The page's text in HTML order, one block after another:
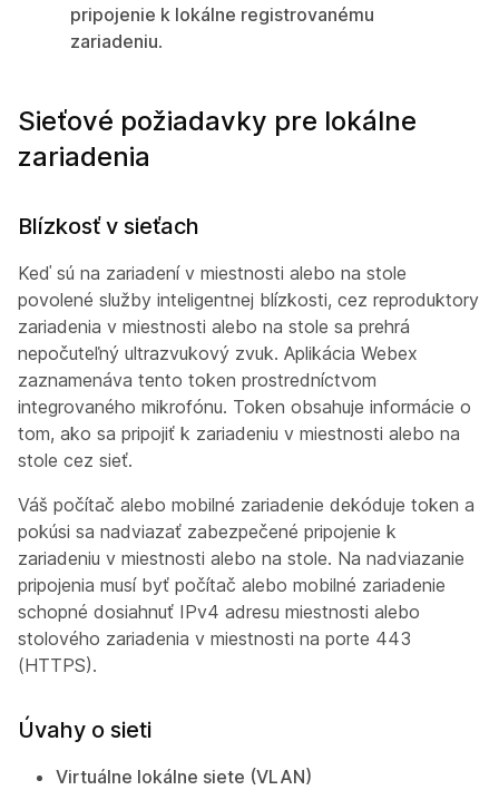
pripojenie k lokálne registrovanému
zariadeniu.
Sieťové požiadavky pre lokálne
zariadenia
Blízkosť v sieťach
Keď sú na zariadení v miestnosti alebo na stole
povolené služby inteligentnej blízkosti, cez reproduktory
zariadenia v miestnosti alebo na stole sa prehrá
nepočuteľný ultrazvukový zvuk. Aplikácia Webex
zaznamenáva tento token prostredníctvom
integrovaného mikrofónu. Token obsahuje informácie o
tom, ako sa pripojiť k zariadeniu v miestnosti alebo na
stole cez sieť.
Váš počítač alebo mobilné zariadenie dekóduje token a
pokúsi sa nadviazať zabezpečené pripojenie k
zariadeniu v miestnosti alebo na stole. Na nadviazanie
pripojenia musí byť počítač alebo mobilné zariadenie
schopné dosiahnuť IPv4 adresu miestnosti alebo
stolového zariadenia v miestnosti na porte 443
(HTTPS).
Úvahy o sieti
Virtuálne lokálne siete (VLAN)